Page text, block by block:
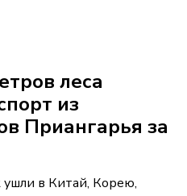
леса
из
Приангарья за
в Китай, Корею,